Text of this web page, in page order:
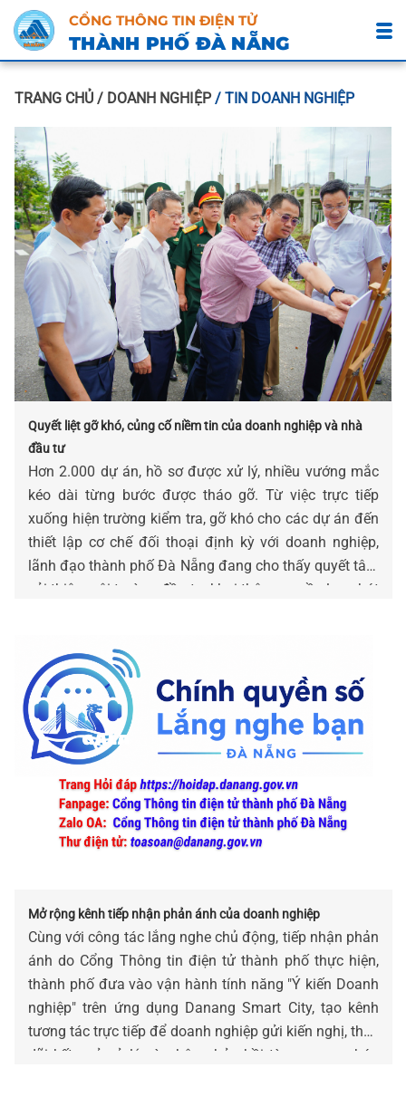
CỔNG THÔNG TIN ĐIỆN TỬ
THÀNH PHỐ ĐÀ NẴNG
TRANG CHỦ / DOANH NGHIỆP/ TIN DOANH NGHIỆP
Quyết liệt gỡ khó, củng cố niềm tin của doanh nghiệp và nhà
đầu tư
Hơn 2.000 dự án, hồ sơ được xử lý, nhiều vướng mắc
kéo dài từng bước được tháo gỡ. Từ việc trực tiếp
xuống hiện trường kiểm tra, gỡ khó cho các dự án đến
thiết lập cơ chế đối thoại định kỳ với doanh nghiệp,
lãnh đạo thành phố Đà Nẵng đang cho thấy quyết tâm
cải thiện môi trường đầu tư, khơi thông nguồn lực phát
Mở rộng kênh tiếp nhận phản ánh của doanh nghiệp
Cùng với công tác lắng nghe chủ động, tiếp nhận phản
ánh do Cổng Thông tin điện tử thành phố thực hiện,
thành phố đưa vào vận hành tính năng "Ý kiến Doanh
nghiệp" trên ứng dụng Danang Smart City, tạo kênh
tương tác trực tiếp để doanh nghiệp gửi kiến nghị, theo
dõi kết quả xử lý và nhận phản hồi từ cơ quan chức